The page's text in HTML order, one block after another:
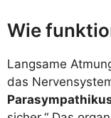
Wie
Langsame
das